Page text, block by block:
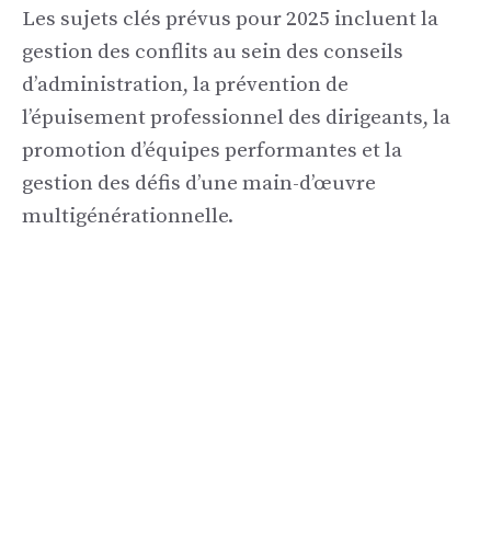
Les sujets clés prévus pour 2025 incluent la
gestion des conflits au sein des conseils
d’administration, la prévention de
l’épuisement professionnel des dirigeants, la
promotion d’équipes performantes et la
gestion des défis d’une main-d’œuvre
multigénérationnelle.